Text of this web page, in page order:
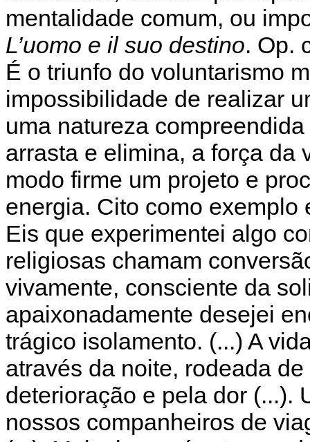
mentalidade comum, ou
L’uomo e il suo destino. Op.
É o triunfo do voluntarismo
impossibilidade de realizar
uma natureza
arrasta e elimina, a força da
modo firme um projeto e
energia. Cito como exemplo
Eis que experimentei algo
religiosas chamam
vivamente, consciente da
apaixonadamente desejei
trágico isolamento. (...) A
através da noite, rodeada
deterioração e pela dor (...).
nossos companheiros de